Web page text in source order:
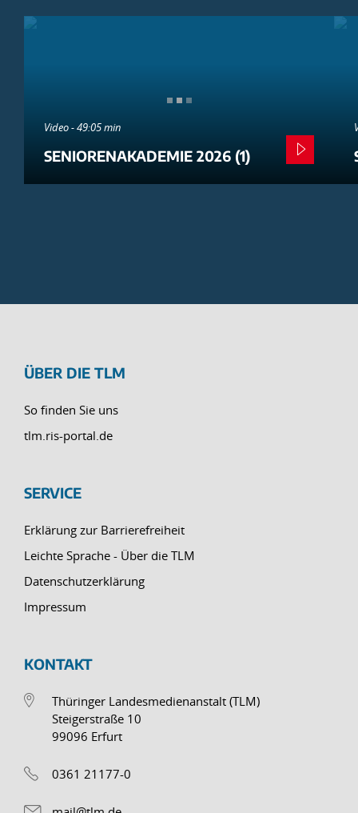
Video - 49:05 min
SENIORENAKADEMIE 2026 (1)
ÜBER DIE TLM
So finden Sie uns
tlm.ris-portal.de
SERVICE
Erklärung zur Barrierefreiheit
Leichte Sprache - Über die TLM
Datenschutzerklärung
Impressum
KONTAKT
Thüringer Landesmedienanstalt (TLM)
Steigerstraße 10
99096 Erfurt
0361 21177-0